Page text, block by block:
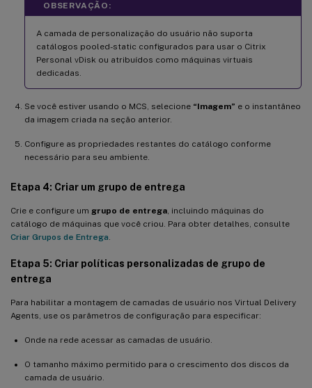
OBSERVAÇÃO:
A camada de personalização do usuário não suporta
catálogos pooled-static configurados para usar o Citrix
Personal vDisk ou atribuídos como máquinas virtuais
dedicadas.
Se você estiver usando o MCS, selecione “Imagem” e o instantâneo
da imagem criada na seção anterior.
Configure as propriedades restantes do catálogo conforme
necessário para seu ambiente.
Etapa 4: Criar um grupo de entrega
Crie e configure um grupo de entrega, incluindo máquinas do
catálogo de máquinas que você criou. Para obter detalhes, consulte
Criar Grupos de Entrega.
Etapa 5: Criar políticas personalizadas de grupo de
entrega
Para habilitar a montagem de camadas de usuário nos Virtual Delivery
Agents, use os parâmetros de configuração para especificar:
Onde na rede acessar as camadas de usuário.
O tamanho máximo permitido para o crescimento dos discos da
camada de usuário.